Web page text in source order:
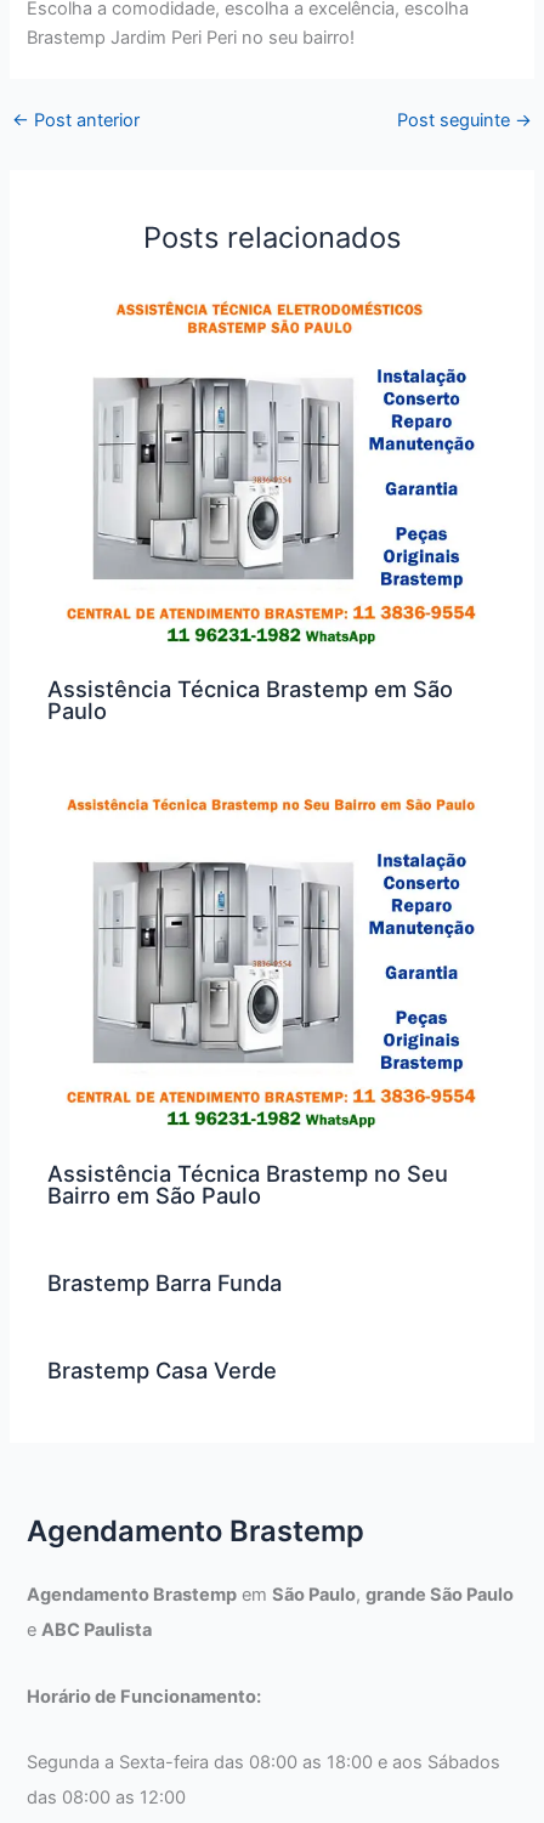
Escolha a comodidade, escolha a excelência, escolha
Brastemp Jardim Peri Peri no seu bairro!
← Post anterior Post seguinte →
Posts relacionados
Assistência Técnica Brastemp em São
Paulo
Assistência Técnica Brastemp no Seu
Bairro em São Paulo
Brastemp Barra Funda
Brastemp Casa Verde
Agendamento Brastemp
Agendamento Brastemp emSão Paulo,grande São Paulo
eABC Paulista
Horário de Funcionamento:
Segunda a Sexta-feira das 08:00 as 18:00 e aos Sábados
das 08:00 as 12:00